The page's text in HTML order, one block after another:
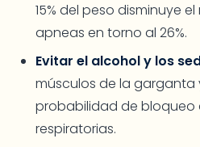
15% del peso disminuye
apneas en torno al 26%.
Evitar el alcohol y los
músculos de la garganta
probabilidad de bloqueo
respiratorias.